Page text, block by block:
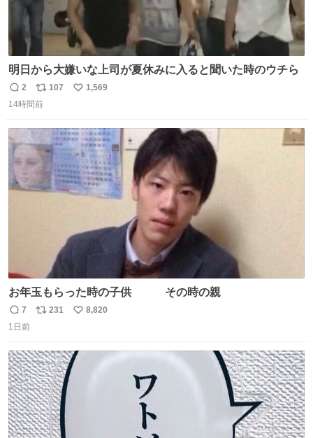
明日から大嫌いな上司が夏休みに入ると聞いた時のウチら
返
信
2
リ
ポ
数
107
い
数
1,569
14時間前
お年玉もらった時の子供 その時の親
返
信
7
リ
ト
数
231
い
数
8,820
1日前